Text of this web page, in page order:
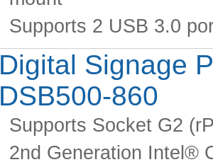
Supports 2 USB 3.0
Digital Signage
DSB500-860
Supports Socket G2
2nd Generation Intel®